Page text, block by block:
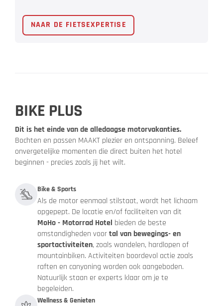
NAAR DE FIETSEXPERTISE
BIKE PLUS
Dit is het einde van de alledaagse motorvakanties.
Bochten en passen MAAKT plezier en ontspanning. Beleef
onvergetelijke momenten die direct buiten het hotel
beginnen - precies zoals jij het wilt.
Bike & Sports
Als de motor eenmaal stilstaat, wordt het lichaam
opgepept. De locatie en/of faciliteiten van dit
MoHo - Motorrad Hotel bieden de beste
omstandigheden voortal van bewegings- en
sportactiviteiten, zoals wandelen, hardlopen of
mountainbiken. Activiteiten boordevol actie zoals
raften en canyoning worden ook aangeboden.
Natuurlijk staan er experts klaar om je te
begeleiden.
Wellness & Genieten